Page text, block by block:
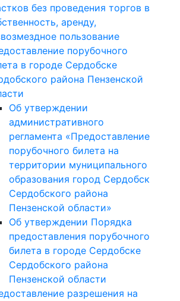
без проведения торгов в
аренду,
пользование
порубочного
в городе Сердобске
района Пензенской
Об утверждении
административного
регламента «Предоставление
порубочного билета на
территории муниципального
образования город Сердобск
Сердобского района
Пензенской области»
Об утверждении Порядка
предоставления порубочного
билета в городе Сердобске
Сердобского района
Пензенской области
разрешения на